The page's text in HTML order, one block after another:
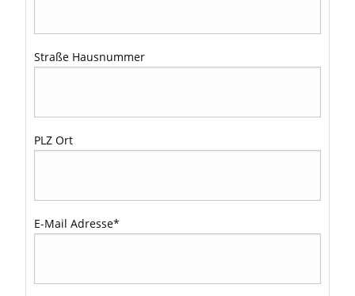
Straße Hausnummer
PLZ Ort
E-Mail Adresse*